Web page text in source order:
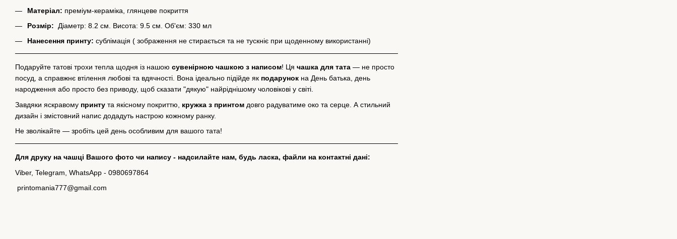
Матеріал: преміум-кераміка, глянцеве покриття
Розмір:
Діаметр: 8.2 см. Висота: 9.5 см. Об'єм: 330 мл
Нанесення принту: сублімація ( зображення не стирається та не тускніє при щоденному використанні)
Подаруйте татові трохи тепла щодня із нашою сувенірною чашкою з написом! Ця чашка для тата — не просто
посуд, а справжнє втілення любові та вдячності. Вона ідеально підійде як подарунок на День батька, день
народження або просто без приводу, щоб сказати "дякую" найріднішому чоловікові у світі.
Завдяки яскравому принту та якісному покриттю, кружка з принтом довго радуватиме око та серце. А стильний
дизайн і змістовний напис додадуть настрою кожному ранку.
Не зволікайте — зробіть цей день особливим для вашого тата!
Для друку на чашці Вашого фото чи напису - надсилайте нам, будь ласка, файли на контактні дані:
Viber, Telegram, WhatsApp - 0980697864
printomania777@gmail.com